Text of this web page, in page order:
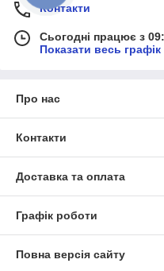
Контакти
Сьогодні працює з
Показати весь
Про нас
Контакти
Доставка та оплата
Графік роботи
Повна версія сайту